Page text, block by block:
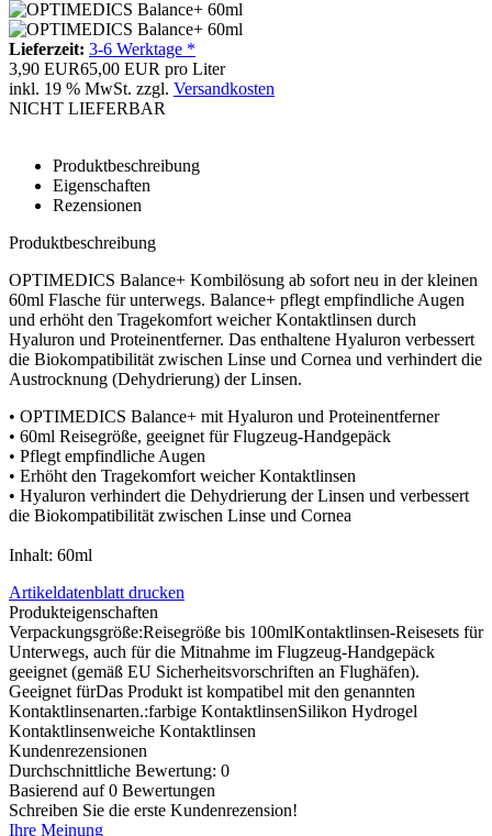
Lieferzeit: 3-6 Werktage *
3,90 EUR65,00 EUR pro Liter
inkl. 19 % MwSt. zzgl. Versandkosten
NICHT LIEFERBAR
Produktbeschreibung
Eigenschaften
Rezensionen
Produktbeschreibung
OPTIMEDICS Balance+ Kombilösung ab sofort neu in der kleinen
60ml Flasche für unterwegs. Balance+ pflegt empfindliche Augen
und erhöht den Tragekomfort weicher Kontaktlinsen durch
Hyaluron und Proteinentferner. Das enthaltene Hyaluron verbessert
die Biokompatibilität zwischen Linse und Cornea und verhindert die
Austrocknung (Dehydrierung) der Linsen.
• OPTIMEDICS Balance+ mit Hyaluron und Proteinentferner
• 60ml Reisegröße, geeignet für Flugzeug-Handgepäck
• Pflegt empfindliche Augen
• Erhöht den Tragekomfort weicher Kontaktlinsen
• Hyaluron verhindert die Dehydrierung der Linsen und verbessert
die Biokompatibilität zwischen Linse und Cornea
Inhalt: 60ml
Artikeldatenblatt drucken
Produkteigenschaften
Verpackungsgröße:Reisegröße bis 100mlKontaktlinsen-Reisesets für
Unterwegs, auch für die Mitnahme im Flugzeug-Handgepäck
geeignet (gemäß EU Sicherheitsvorschriften an Flughäfen).
Geeignet fürDas Produkt ist kompatibel mit den genannten
Kontaktlinsenarten.:farbige KontaktlinsenSilikon Hydrogel
Kontaktlinsenweiche Kontaktlinsen
Kundenrezensionen
Durchschnittliche Bewertung: 0
Basierend auf 0 Bewertungen
Schreiben Sie die erste Kundenrezension!
Ihre Meinung